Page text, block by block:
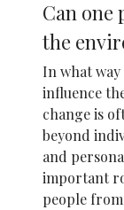
Can one
the
In what
influence
change is
beyond
and
important
people